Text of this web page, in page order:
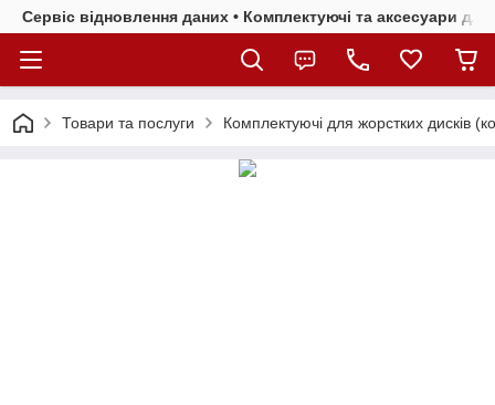
Сервіс відновлення даних • Комплектуючі та аксесуари
Товари та послуги Комплектуючі для жорстких дисків